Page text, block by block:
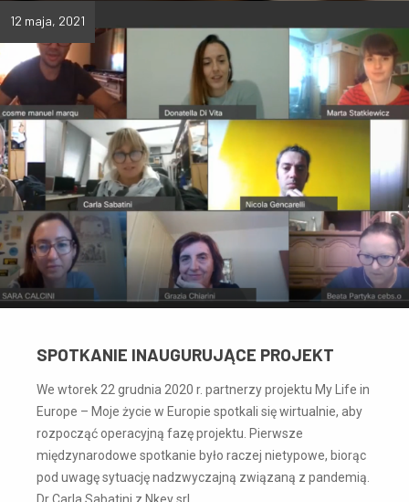
12 maja, 2021
SPOTKANIE INAUGURUJĄCE PROJEKT
We wtorek 22 grudnia 2020 r. partnerzy projektu My Life in
Europe – Moje życie w Europie spotkali się wirtualnie, aby
rozpocząć operacyjną fazę projektu. Pierwsze
międzynarodowe spotkanie było raczej nietypowe, biorąc
pod uwagę sytuację nadzwyczajną związaną z pandemią.
Dr Carla Sabatini z Nkey srl…